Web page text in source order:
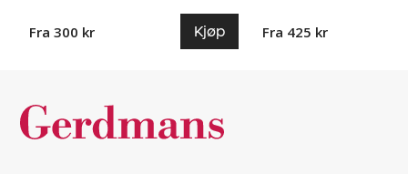
Fra 300 kr Kjøp Fra 425 kr